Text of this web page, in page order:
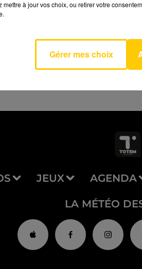
AVEYRON NORD
JEUX AGENDA
LA MÉTÉO
mettre à jour vos choix, ou retirer votre
Gérer mes choix